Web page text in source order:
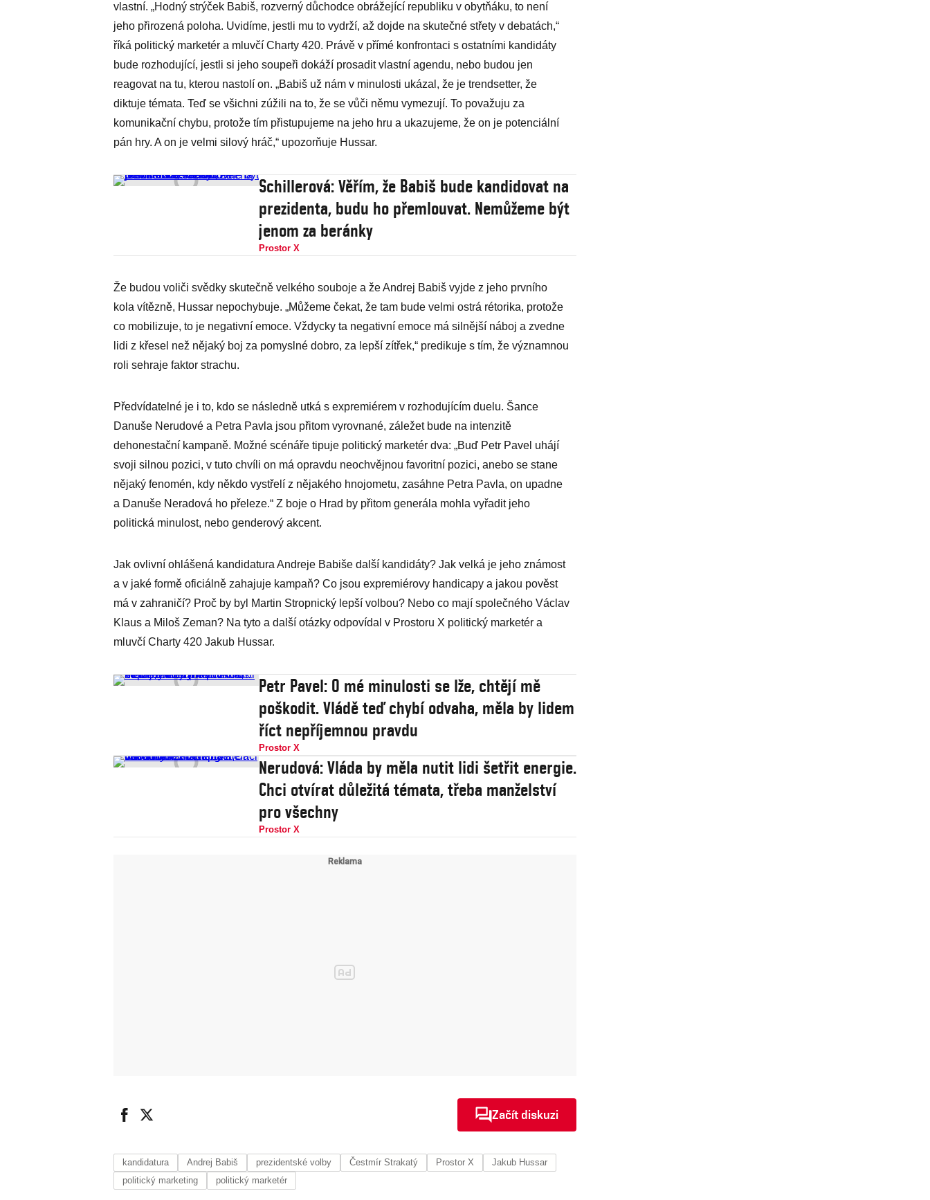
vlastní. „Hodný strýček Babiš, rozverný důchodce obrážející republiku v obytňáku, to není
jeho přirozená poloha. Uvidíme, jestli mu to vydrží, až dojde na skutečné střety v debatách,“
říká politický marketér a mluvčí Charty 420. Právě v přímé konfrontaci s ostatními kandidáty
bude rozhodující, jestli si jeho soupeři dokáží prosadit vlastní agendu, nebo budou jen
reagovat na tu, kterou nastolí on. „Babiš už nám v minulosti ukázal, že je trendsetter, že
diktuje témata. Teď se všichni zúžili na to, že se vůči němu vymezují. To považuju za
komunikační chybu, protože tím přistupujeme na jeho hru a ukazujeme, že on je potenciální
pán hry. A on je velmi silový hráč,“ upozorňuje Hussar.
Schillerová: Věřím, že Babiš bude kandidovat na
prezidenta, budu ho přemlouvat. Nemůžeme být
jenom za beránky
Prostor X
Že budou voliči svědky skutečně velkého souboje a že Andrej Babiš vyjde z jeho prvního
kola vítězně, Hussar nepochybuje. „Můžeme čekat, že tam bude velmi ostrá rétorika, protože
co mobilizuje, to je negativní emoce. Vždycky ta negativní emoce má silnější náboj a zvedne
lidi z křesel než nějaký boj za pomyslné dobro, za lepší zítřek,“ predikuje s tím, že významnou
roli sehraje faktor strachu.
Předvídatelné je i to, kdo se následně utká s expremiérem v rozhodujícím duelu. Šance
Danuše Nerudové a Petra Pavla jsou přitom vyrovnané, záležet bude na intenzitě
dehonestační kampaně. Možné scénáře tipuje politický marketér dva: „Buď Petr Pavel uhájí
svoji silnou pozici, v tuto chvíli on má opravdu neochvějnou favoritní pozici, anebo se stane
nějaký fenomén, kdy někdo vystřelí z nějakého hnojometu, zasáhne Petra Pavla, on upadne
a Danuše Neradová ho přeleze.“ Z boje o Hrad by přitom generála mohla vyřadit jeho
politická minulost, nebo genderový akcent.
Jak ovlivní ohlášená kandidatura Andreje Babiše další kandidáty? Jak velká je jeho známost
a v jaké formě oficiálně zahajuje kampaň? Co jsou expremiérovy handicapy a jakou pověst
má v zahraničí? Proč by byl Martin Stropnický lepší volbou? Nebo co mají společného Václav
Klaus a Miloš Zeman? Na tyto a další otázky odpovídal v Prostoru X politický marketér a
mluvčí Charty 420 Jakub Hussar.
Petr Pavel: O mé minulosti se lže, chtějí mě
poškodit. Vládě teď chybí odvaha, měla by lidem
říct nepříjemnou pravdu
Prostor X
Nerudová: Vláda by měla nutit lidi šetřit energie.
Chci otvírat důležitá témata, třeba manželství
pro všechny
Prostor X
Začít diskuzi
kandidatura Andrej Babiš prezidentské volby Čestmír Strakatý Prostor X
Jakub Hussar
politický marketing
politický marketér